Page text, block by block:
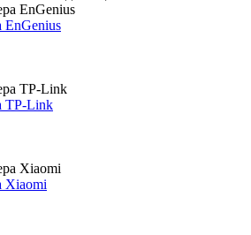
EnGenius
TP-Link
Xiaomi